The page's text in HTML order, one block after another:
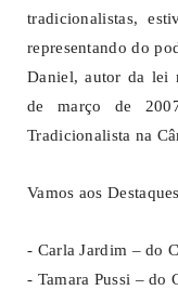
tradicionalistas,
representando do
Daniel, autor da lei
de março de
Tradicionalista na
Vamos aos
- Carla Jardim – do
- Tamara Pussi – do